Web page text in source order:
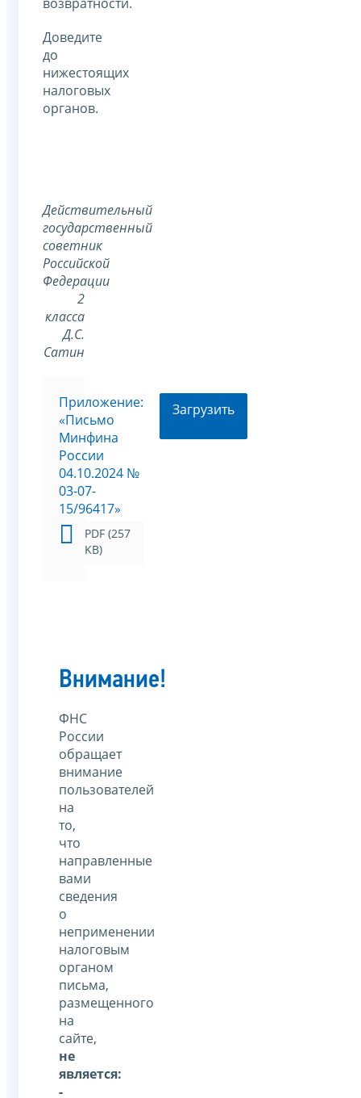
Доведите
до
нижестоящих
налоговых
органов.
Действительный
государственный
советник
Российской
Федерации
2
класса
Д.С.
Сатин
Приложение:
«Письмо
Минфина
России
04.10.2024 №
03-07-
15/96417»
PDF (257
KB)
Загрузить
Внимание!
ФНС
России
обращает
внимание
пользователей
на
то,
что
направленные
вами
сведения
о
неприменении
налоговым
органом
письма,
размещенного
на
сайте,
не
является:
-